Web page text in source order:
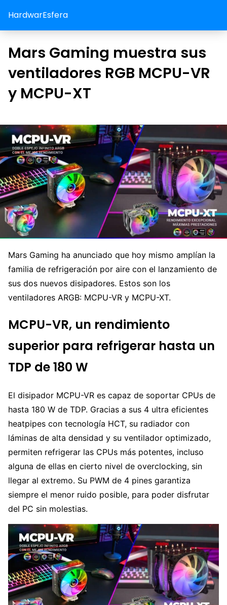
HardwarEsfera
Mars Gaming muestra sus
ventiladores RGB MCPU-VR
y MCPU-XT
Mars Gaming ha anunciado que hoy mismo amplían la
familia de refrigeración por aire con el lanzamiento de
sus dos nuevos disipadores. Estos son los
ventiladores ARGB: MCPU-VR y MCPU-XT.
MCPU-VR, un rendimiento
superior para refrigerar hasta un
TDP de 180 W
El disipador MCPU-VR es capaz de soportar CPUs de
hasta 180 W de TDP. Gracias a sus 4 ultra eficientes
heatpipes con tecnología HCT, su radiador con
láminas de alta densidad y su ventilador optimizado,
permiten refrigerar las CPUs más potentes, incluso
alguna de ellas en cierto nivel de overclocking, sin
llegar al extremo. Su PWM de 4 pines garantiza
siempre el menor ruido posible, para poder disfrutar
del PC sin molestias.